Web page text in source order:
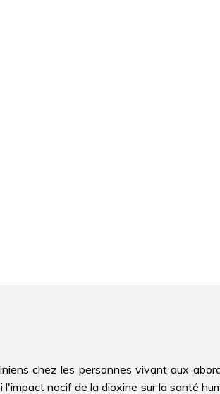
chez les personnes vivant aux
nocif de la dioxine sur la santé